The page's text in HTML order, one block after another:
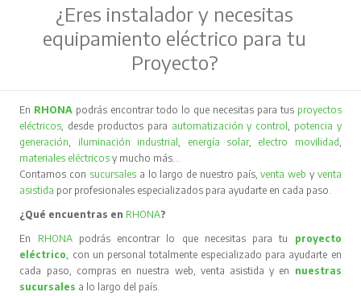
¿Eres instalador y necesitas
equipamiento eléctrico para tu
Proyecto?
En RHONA podrás encontrar todo lo que necesitas para tus proyectos
eléctricos, desde productos para automatización y control, potencia y
generación, iluminación industrial, energía solar, electro movilidad,
materiales eléctricos y mucho más…
Contamos con sucursales a lo largo de nuestro país,venta web y venta
asistida por profesionales especializados para ayudarte en cada paso.
¿Qué encuentras en RHONA?
En RHONA podrás encontrar lo que necesitas para tu proyecto
eléctrico, con un personal totalmente especializado para ayudarte en
cada paso, compras en nuestra web, venta asistida y en nuestras
sucursales a lo largo del país.